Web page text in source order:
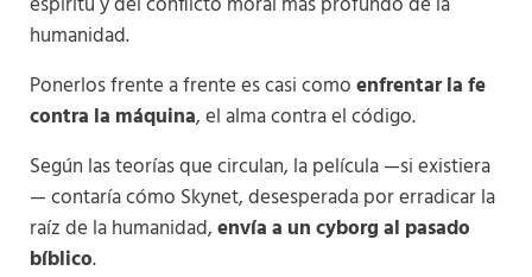
humanidad.
Ponerlos frente a frente es casi comoenfrentar la fe
contra la máquina, el alma contra el código.
Según las teorías que circulan, la película —si existiera
— contaría cómo Skynet, desesperada por erradicar la
raíz de la humanidad,envía a un cyborg al pasado
bíblico.